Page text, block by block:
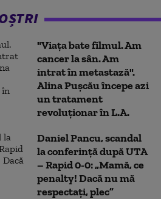
"Viața bate filmul. Am
cancer la sân. Am
intrat în metastază".
Alina Pușcău începe azi
un tratament
revoluționar în L.A.
Daniel Pancu, scandal
la conferință după UTA
– Rapid 0-0: „Mamă, ce
penalty! Dacă nu mă
respectați, plec”